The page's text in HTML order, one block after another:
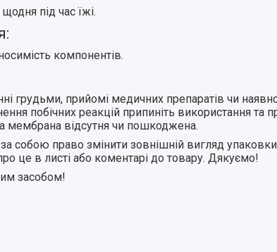
щодня під час їжі.
компонентів.
грудьми, прийомі медичних препаратів чи
побічних реакцій припиніть використання та
мембрана відсутня чи пошкоджена.
собою право змінити зовнішній вигляд
це в листі або коментарі до товару. Дякуємо!
засобом!